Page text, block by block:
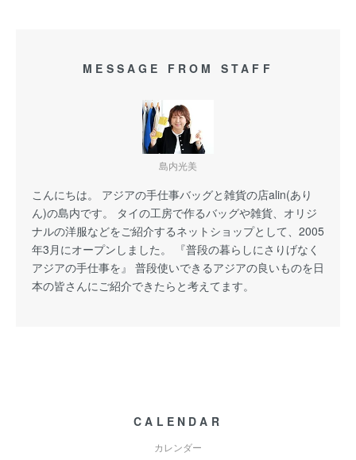
MESSAGE FROM STAFF
島内光美
こんにちは。 アジアの手仕事バッグと雑貨の店alin(あり
ん)の島内です。 タイの工房で作るバッグや雑貨、オリジ
ナルの洋服などをご紹介するネットショップとして、2005
年3月にオープンしました。 『普段の暮らしにさりげなく
アジアの手仕事を』 普段使いできるアジアの良いものを日
本の皆さんにご紹介できたらと考えてます。
CALENDAR
カレンダー